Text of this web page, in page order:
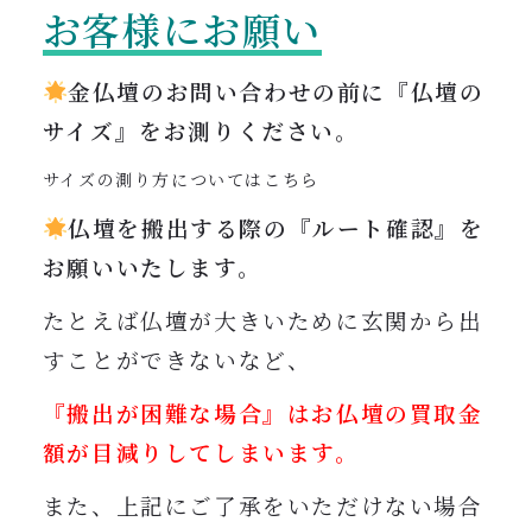
お客様にお願い
金仏壇のお問い合わせの前に『仏壇の
サイズ』をお測りください。
サイズの測り方についてはこちら
仏壇を搬出する際の『ルート確認』を
お願いいたします。
たとえば仏壇が大きいために玄関から出
すことができないなど、
『搬出が困難な場合』はお仏壇の買取金
額が目減りしてしまいます。
また、上記にご了承をいただけない場合